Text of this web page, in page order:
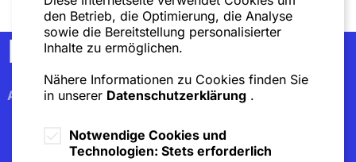
Newsletter
Abonnieren
den Betrieb, die Optimierung, die Analyse
sowie die Bereitstellung personalisierter
Inhalte zu ermöglichen.
Nähere Informationen zu Cookies finden Sie
in unserer Datenschutzerklärung .
Notwendige Cookies und
Technologien: Stets erforderlich